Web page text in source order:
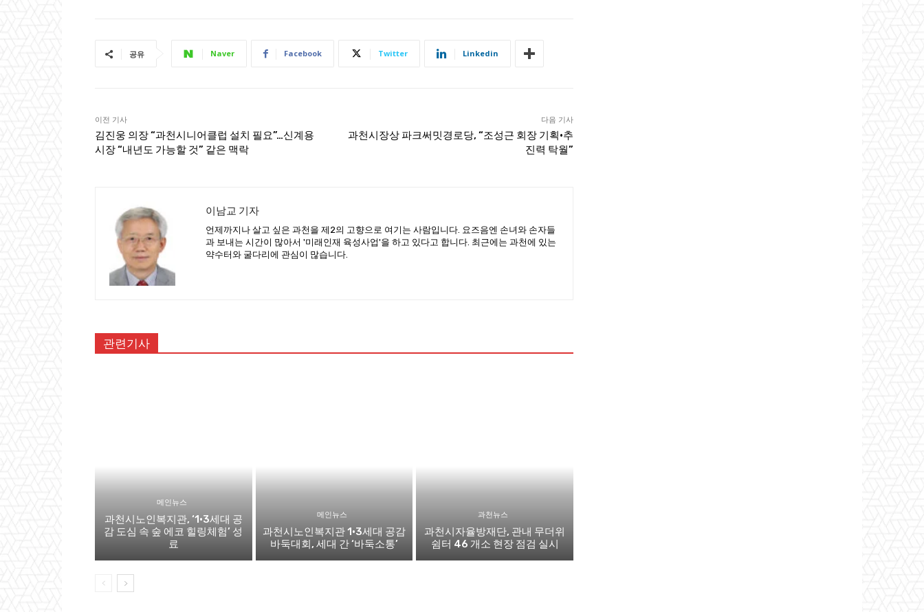
공유 Naver Facebook Twitter Linkedin
이전 기사
김진웅 의장 “과천시니어클럽 설치 필요”…신계용
시장 “내년도 가능할 것” 같은 맥락
다음 기사
과천시장상 파크써밋경로당, “조성근 회장 기획·추
진력 탁월”
이남교 기자
언제까지나 살고 싶은 과천을 제2의 고향으로 여기는 사람입니다. 요즈음엔 손녀와 손자들
과 보내는 시간이 많아서 '미래인재 육성사업'을 하고 있다고 합니다. 최근에는 과천에 있는
약수터와 굴다리에 관심이 많습니다.
관련기사
메인뉴스
과천시노인복지관, ‘1·3세대 공
감 도심 속 숲 에코 힐링체험’ 성
료
메인뉴스
과천시노인복지관 1·3세대 공감
바둑대회, 세대 간 ‘바둑소통’
과천뉴스
과천시자율방재단, 관내 무더위
쉼터 46 개소 현장 점검 실시